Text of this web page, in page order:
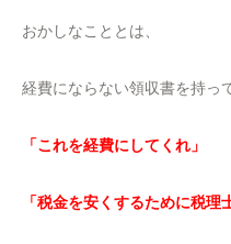
おかしなこととは、
経費にならない領収書を持っ
「これを経費にしてくれ」
「税金を安くするために税理